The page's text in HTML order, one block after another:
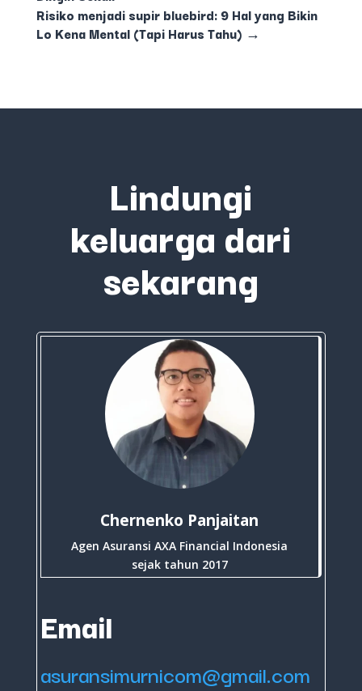
Risiko menjadi supir bluebird: 9 Hal yang Bikin
Lo Kena Mental (Tapi Harus Tahu) →
Lindungi
keluarga dari
sekarang
Chernenko Panjaitan
Agen Asuransi AXA Financial Indonesia
sejak tahun 2017
Email
asuransimurnicom@gmail.com